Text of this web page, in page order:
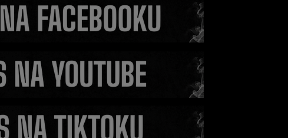
ztrátě titulu trénuje s Vémolou a
věří v jeho vítězství